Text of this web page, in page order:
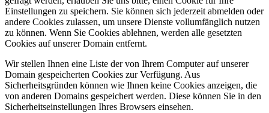
Einstellungen zu speichern. Sie können sich jederzeit abmelden oder
andere Cookies zulassen, um unsere Dienste vollumfänglich nutzen
zu können. Wenn Sie Cookies ablehnen, werden alle gesetzten
Cookies auf unserer Domain entfernt.
Wir stellen Ihnen eine Liste der von Ihrem Computer auf unserer
Domain gespeicherten Cookies zur Verfügung. Aus
Sicherheitsgründen können wie Ihnen keine Cookies anzeigen, die
von anderen Domains gespeichert werden. Diese können Sie in den
Sicherheitseinstellungen Ihres Browsers einsehen.